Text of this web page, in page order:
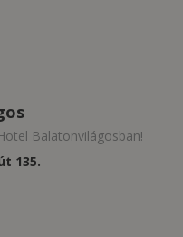
Balatonvilágosban!
135.